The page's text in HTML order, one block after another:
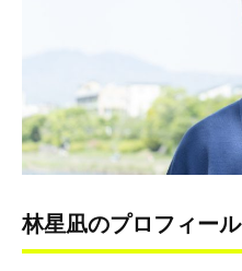
林星凪のプロフィール